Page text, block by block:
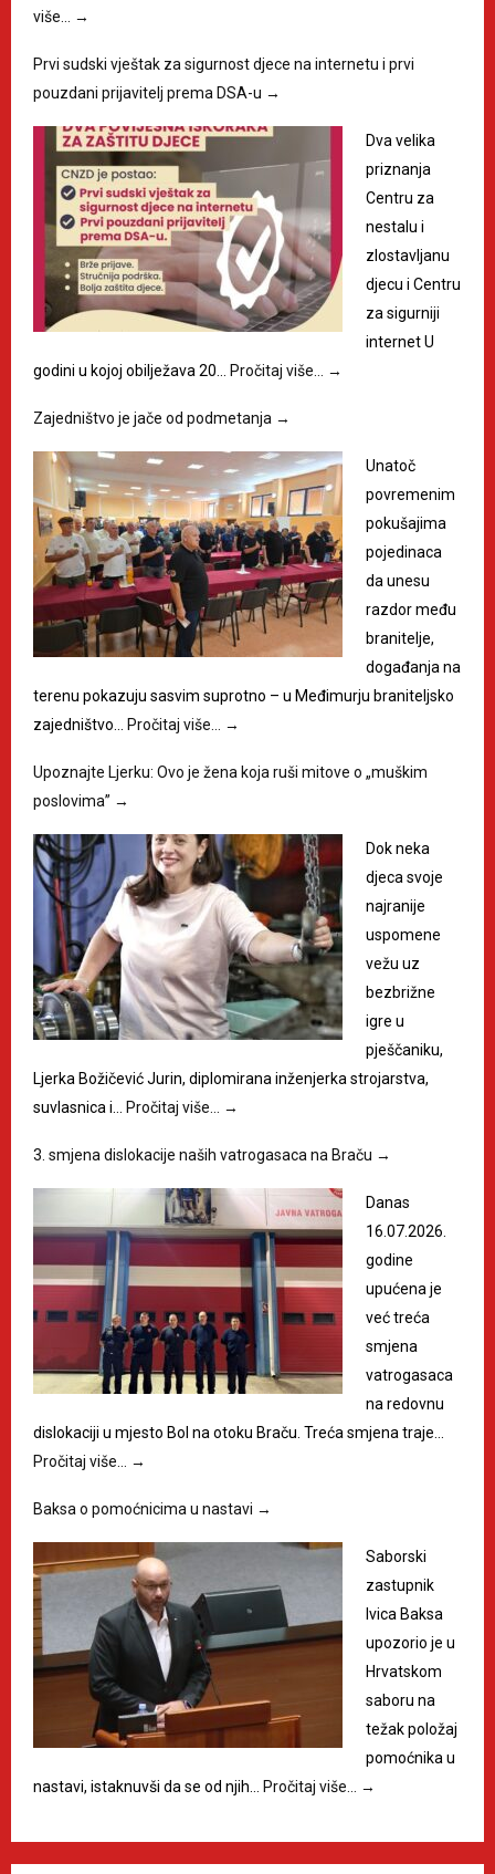
više… →
Prvi sudski vještak za sigurnost djece na internetu i prvi
pouzdani prijavitelj prema DSA-u →
Dva velika
priznanja
Centru za
nestalu i
zlostavljanu
djecu i Centru
za sigurniji
internet U
godini u kojoj obilježava 20… Pročitaj više… →
Zajedništvo je jače od podmetanja →
Unatoč
povremenim
pokušajima
pojedinaca
da unesu
razdor među
branitelje,
događanja na
terenu pokazuju sasvim suprotno – u Međimurju braniteljsko
zajedništvo… Pročitaj više… →
Upoznajte Ljerku: Ovo je žena koja ruši mitove o „muškim
poslovima” →
Dok neka
djeca svoje
najranije
uspomene
vežu uz
bezbrižne
igre u
pješčaniku,
Ljerka Božičević Jurin, diplomirana inženjerka strojarstva,
suvlasnica i… Pročitaj više… →
3. smjena dislokacije naših vatrogasaca na Braču →
Danas
16.07.2026.
godine
upućena je
već treća
smjena
vatrogasaca
na redovnu
dislokaciji u mjesto Bol na otoku Braču. Treća smjena traje…
Pročitaj više… →
Baksa o pomoćnicima u nastavi →
Saborski
zastupnik
Ivica Baksa
upozorio je u
Hrvatskom
saboru na
težak položaj
pomoćnika u
nastavi, istaknuvši da se od njih… Pročitaj više… →